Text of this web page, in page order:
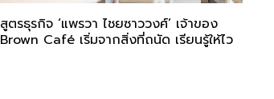
สูตรธุรกิจ ‘แพรวา ไชยซาววงศ์’ เจ้าของ
Brown Café เริ่มจากสิ่งที่ถนัด เรียนรู้ให้ไว